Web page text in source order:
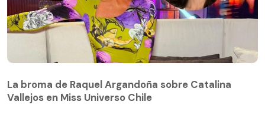
La broma de Raquel Argandoña sobre Catalina
Vallejos en Miss Universo Chile